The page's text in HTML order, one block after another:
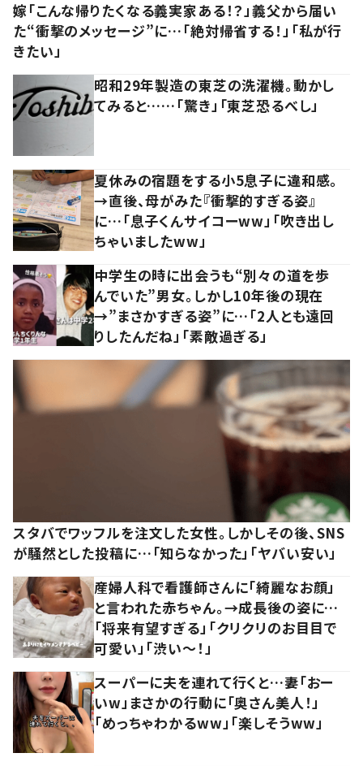
嫁「こんな帰りたくなる義実家ある！？」義父から届い
た“衝撃のメッセージ”に…「絶対帰省する！」「私が行
きたい」
昭和29年製造の東芝の洗濯機。動かし
てみると……「驚き」「東芝恐るべし」
夏休みの宿題をする小5息子に違和感。
→直後、母がみた『衝撃的すぎる姿』
に…「息子くんサイコーww」「吹き出し
ちゃいましたww」
中学生の時に出会うも“別々の道を歩
んでいた”男女。しかし10年後の現在
→”まさかすぎる姿”に…「2人とも遠回
りしたんだね」「素敵過ぎる」
スタバでワッフルを注文した女性。しかしその後、SNS
が騒然とした投稿に…「知らなかった」「ヤバい安い」
産婦人科で看護師さんに「綺麗なお顔」
と言われた赤ちゃん。→成長後の姿に…
「将来有望すぎる」「クリクリのお目目で
可愛い」「渋い～！」
スーパーに夫を連れて行くと…妻「おー
いw」まさかの行動に「奥さん美人！」
「めっちゃわかるww」「楽しそうww」